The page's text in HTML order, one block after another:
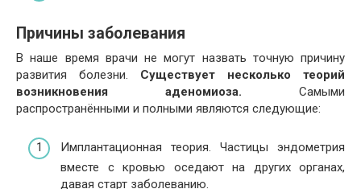
Причины заболевания
В наше время врачи не могут назвать точную причину
развития болезни. Существует несколько теорий
возникновения аденомиоза. Самыми
распространёнными и полными являются следующие:
Имплантационная теория. Частицы эндометрия
вместе с кровью оседают на других органах,
давая старт заболеванию.